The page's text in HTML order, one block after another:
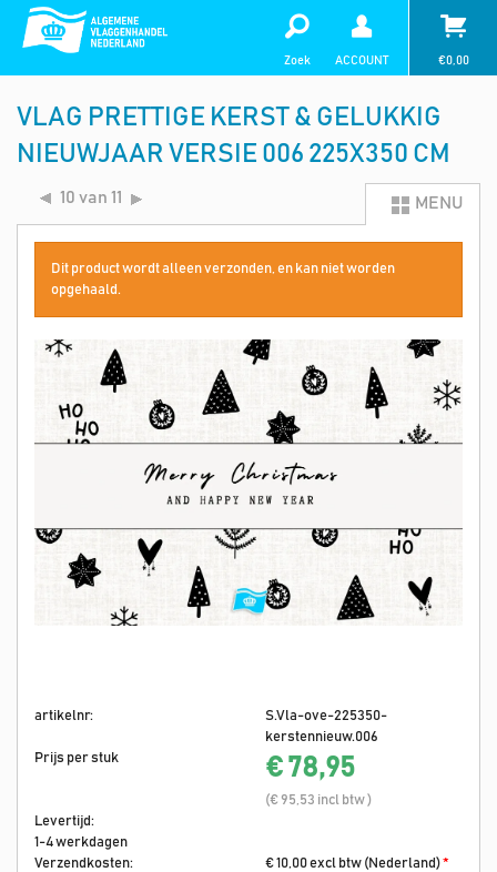
Zoek ACCOUNT €0,00
VLAG PRETTIGE KERST & GELUKKIG
NIEUWJAAR VERSIE 006 225X350 CM
10 van 11 MENU
Dit product wordt alleen verzonden, en kan niet worden
opgehaald.
artikelnr:
S.Vla-ove-225350-
kerstennieuw.006
Prijs per stuk
€ 78,95
(€ 95,53 incl btw )
Levertijd:
1-4 werkdagen
Verzendkosten:
€ 10,00 excl btw (Nederland)*